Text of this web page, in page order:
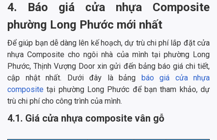
4. Báo giá cửa nhựa Composite
phường Long Phước mới nhất
Để giúp bạn dễ dàng lên kế hoạch, dự trù chi phí lắp đặt cửa
nhựa Composite cho ngôi nhà của mình tại phường Long
Phước, Thịnh Vượng Door xin gửi đến bảng báo giá chi tiết,
cập nhật nhất. Dưới đây là bảng báo giá cửa nhựa
composite tại phường Long Phước để bạn tham khảo, dự
trù chi phí cho công trình của mình.
4.1. Giá cửa nhựa composite vân gỗ